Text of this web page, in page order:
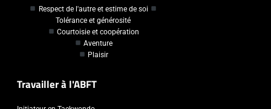
Respect de l'autre et estime de soi
Tolérance et générosité
Courtoisie et coopération
Aventure
Plaisir
Travailler à l'ABFT